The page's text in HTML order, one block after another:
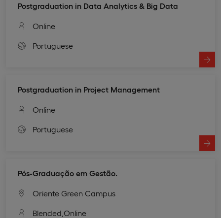
Postgraduation in Data Analytics & Big Data
Online
Portuguese
Postgraduation in Project Management
Online
Portuguese
Pós-Graduação em Gestão.
Oriente Green Campus
Blended, Online